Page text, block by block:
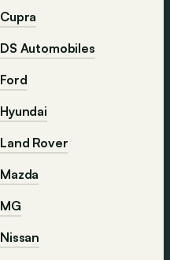
Cupra
DS Automobiles
Ford
Hyundai
Land Rover
Mazda
MG
Nissan